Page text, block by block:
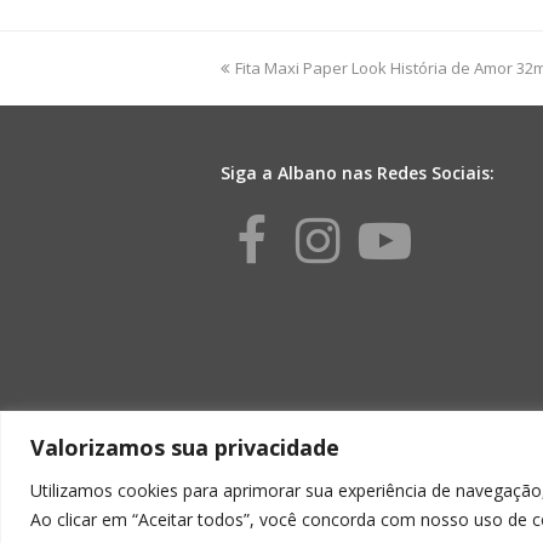
Valorizamos sua privacidade
Utilizamos cookies para aprimorar sua experiência de
Ao clicar em “Aceitar todos”, você concorda com nosso uso de
Pink
quantidade
previous
Fita Maxi Paper Look História de Amor
Siga a Albano nas Redes Sociais:
Facebook